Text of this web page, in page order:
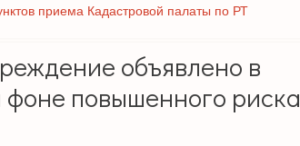
приема Кадастровой палаты по РТ
объявлено в
повышенного риска